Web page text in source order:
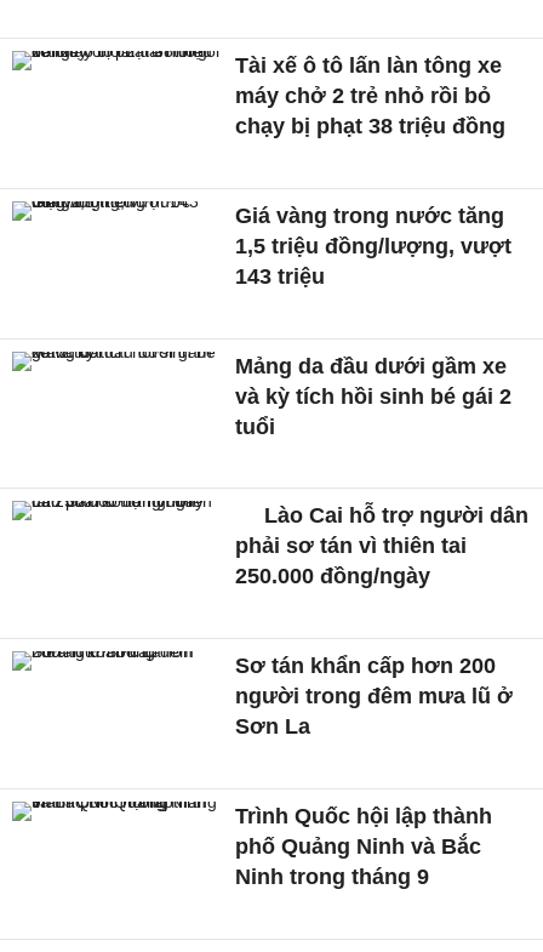
Tài xế ô tô lấn làn tông xe
máy chở 2 trẻ nhỏ rồi bỏ
chạy bị phạt 38 triệu đồng
Giá vàng trong nước tăng
1,5 triệu đồng/lượng, vượt
143 triệu
Mảng da đầu dưới gầm xe
và kỳ tích hồi sinh bé gái 2
tuổi
Lào Cai hỗ trợ người dân
phải sơ tán vì thiên tai
250.000 đồng/ngày
Sơ tán khẩn cấp hơn 200
người trong đêm mưa lũ ở
Sơn La
Trình Quốc hội lập thành
phố Quảng Ninh và Bắc
Ninh trong tháng 9